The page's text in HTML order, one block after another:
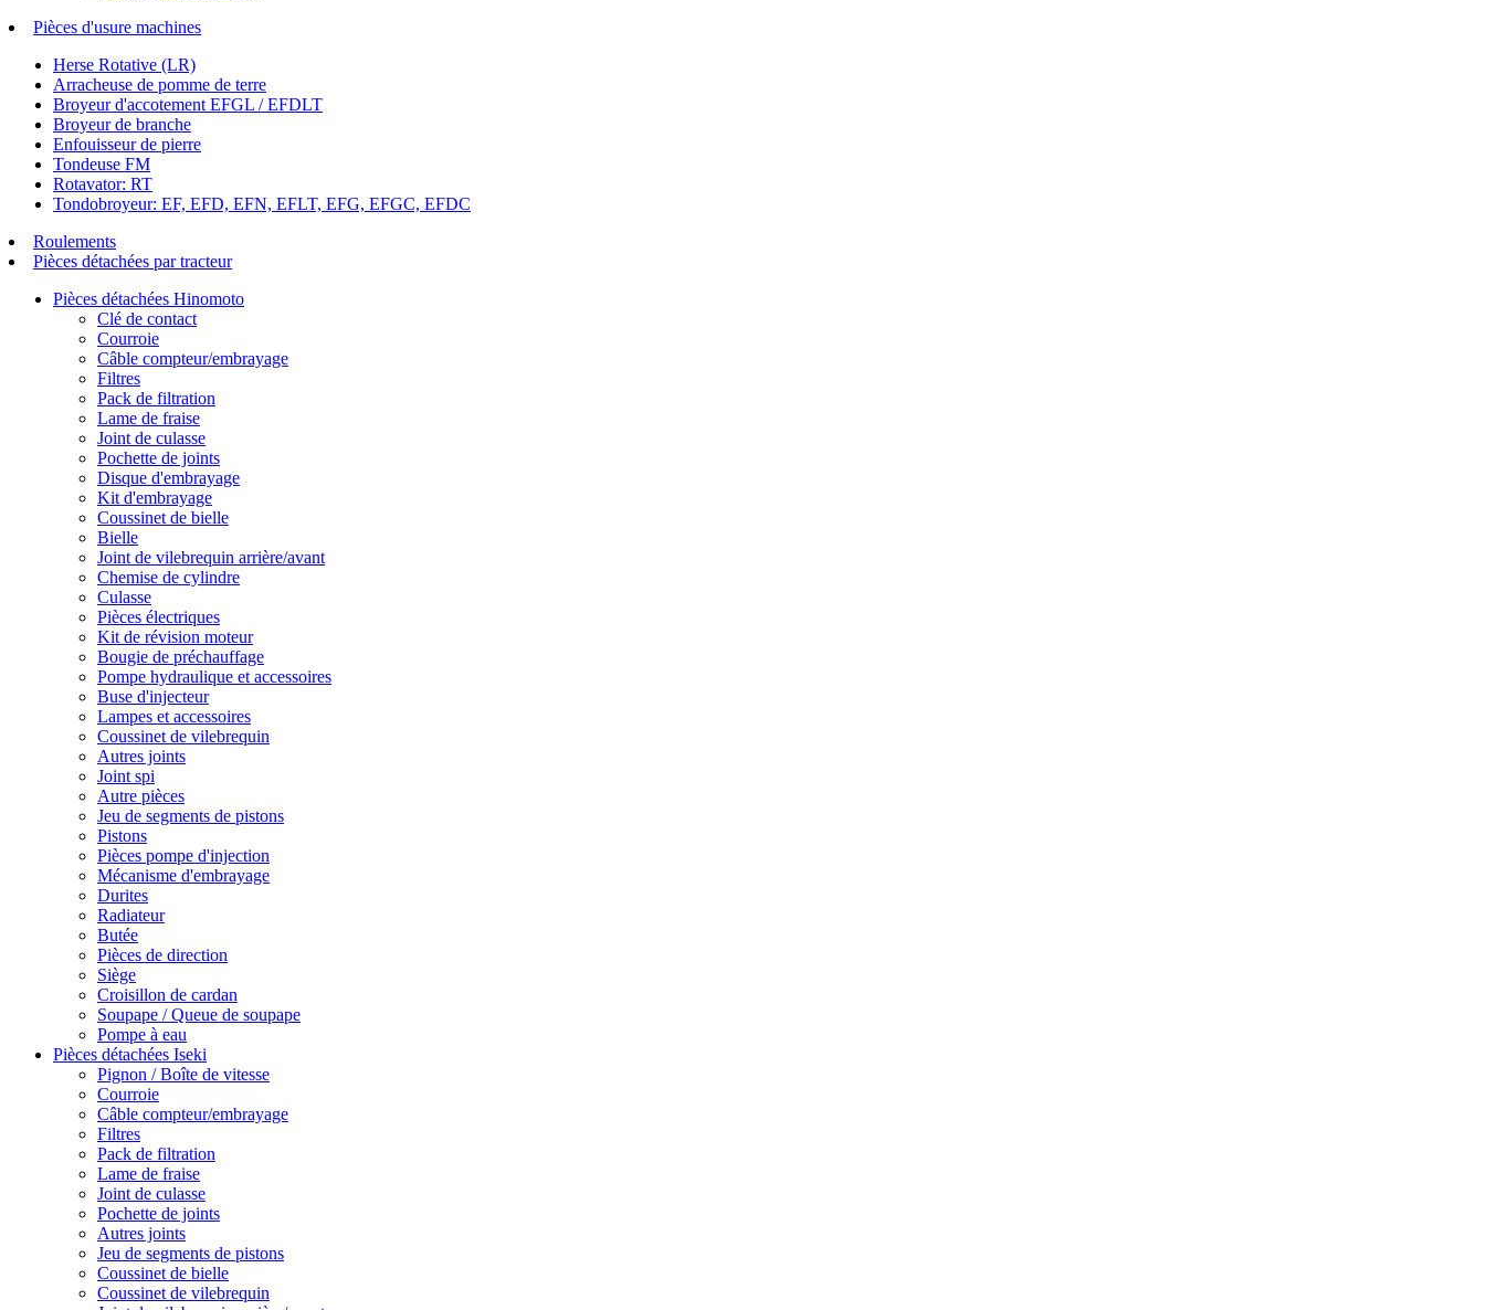
Pièces d'usure machines
Herse Rotative (LR)
Arracheuse de pomme de terre
Broyeur d'accotement EFGL / EFDLT
Broyeur de branche
Enfouisseur de pierre
Tondeuse FM
Rotavator: RT
Tondobroyeur: EF, EFD, EFN, EFLT, EFG, EFGC, EFDC
Roulements
Pièces détachées par tracteur
Pièces détachées Hinomoto
Clé de contact
Courroie
Câble compteur/embrayage
Filtres
Pack de filtration
Lame de fraise
Joint de culasse
Pochette de joints
Disque d'embrayage
Kit d'embrayage
Coussinet de bielle
Bielle
Joint de vilebrequin arrière/avant
Chemise de cylindre
Culasse
Pièces électriques
Kit de révision moteur
Bougie de préchauffage
Pompe hydraulique et accessoires
Buse d'injecteur
Lampes et accessoires
Coussinet de vilebrequin
Autres joints
Joint spi
Autre pièces
Jeu de segments de pistons
Pistons
Pièces pompe d'injection
Mécanisme d'embrayage
Durites
Radiateur
Butée
Pièces de direction
Siège
Croisillon de cardan
Soupape / Queue de soupape
Pompe à eau
Pièces détachées Iseki
Pignon / Boîte de vitesse
Courroie
Câble compteur/embrayage
Filtres
Pack de filtration
Lame de fraise
Joint de culasse
Pochette de joints
Autres joints
Jeu de segments de pistons
Coussinet de bielle
Coussinet de vilebrequin